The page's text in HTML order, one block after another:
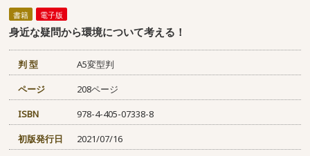
書籍 電子版
身近な疑問から環境について考える！
判 型
A5変型判
ページ
208ページ
ISBN
978-4-405-07338-8
初版発行日
2021/07/16